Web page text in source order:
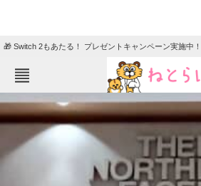
🎁 Switch 2もあたる！ プレゼントキャンペーン実施中！
TOP ニュース
エンタメ クイズ
地域